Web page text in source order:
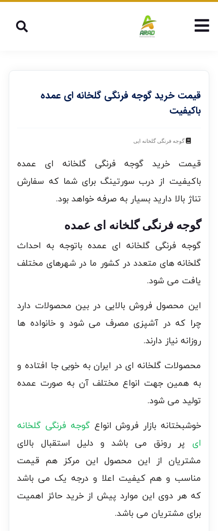
قیمت خرید گوجه فرنگی گلخانه ای عمده
باکیفیت
گوجه فرنگی گلخانه ایی
قیمت خرید گوجه فرنگی گلخانه ای عمده
باکیفیت از درب سورتینگ برای شما که سفارش
تناژ بالا دارید بسیار به صرفه خواهد بود.
گوجه فرنگی گلخانه ای عمده
گوجه فرنگی گلخانه ای عمده باتوجه به احداث
گلخانه های متعدد در کشور ما در شهرهای مختلف
یافت می شود.
این محصول فروش بالایی در بین محصولات دارد
چرا که در آشپزی مصرف می شود و خانواده ها
روزانه نیاز دارند.
محصولات گلخانه ای در ایران به خوبی جا افتاده و
به همین جهت انواع مختلف آن به صورت عمده
تولید می شود.
خوشبختانه بازار فروش انواعگوجه فرنگی گلخانه
ای پر رونق می باشد و دلیل استقبال بالای
مشتریان از این محصول این مرکز هم قیمت
مناسب و هم کیفیت اعلا و درجه یک می باشد
که هر دوی این موارد پیش از خرید حائز اهمیت
برای مشتریان می باشد.